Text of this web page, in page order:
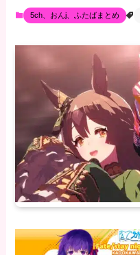
5ch、おんj、ふたばまとめ